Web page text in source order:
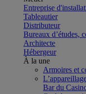
Entreprise
Tableautier
Distributeur
Bureaux d’études,
Architecte
Hébergeur
À la une
Armoires et
Bar du